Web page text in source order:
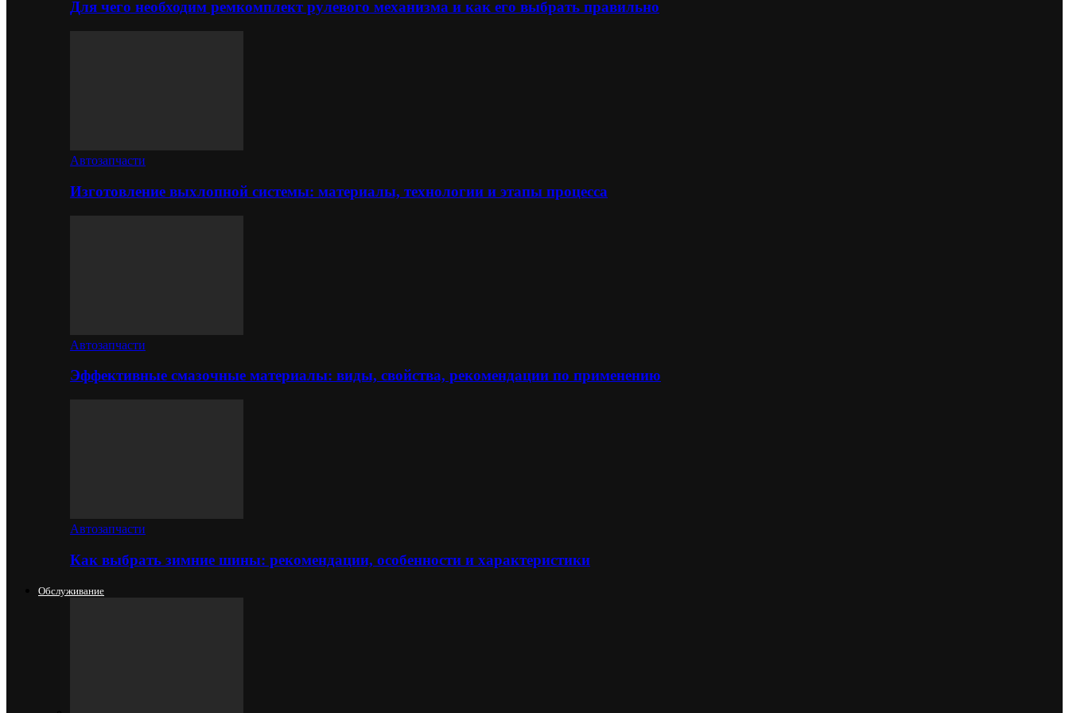
Для чего необходим ремкомплект рулевого механизма и как его выбрать правильно
Автозапчасти
Изготовление выхлопной системы: материалы, технологии и этапы процесса
Автозапчасти
Эффективные смазочные материалы: виды, свойства, рекомендации по применению
Автозапчасти
Как выбрать зимние шины: рекомендации, особенности и характеристики
Обслуживание